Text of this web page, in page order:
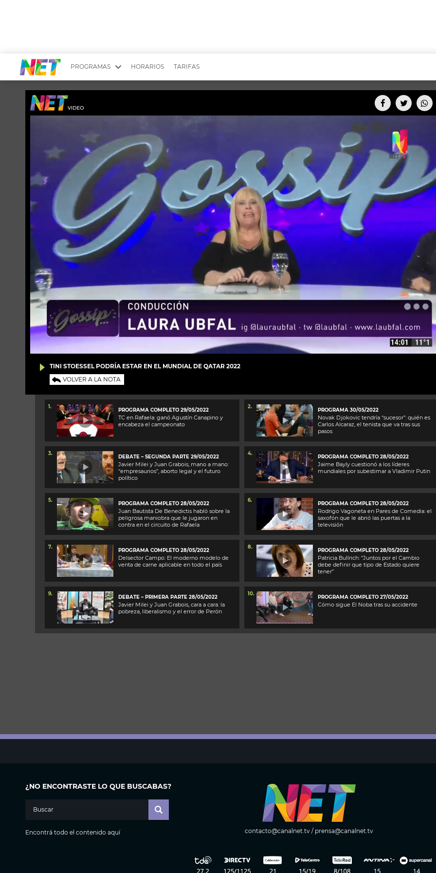
PROGRAMAS
YUYITO A LA TARDE
LONGOBARDI
QUÉ TE PASA
EL OLIVO BLANCO
TU LUGAR IDEAL
CHICHE EN VIVO
DR. BEAUTY
ARGENTINOS X ARGENTINA
ESTÉTICA 360 TV
CARAS Y NEGOCIOS
SCOUTING PARA UN CAMBIO
INTELEXIS TV
HAIR RECOVERY
ENTROMETIDOS EN LA TELE
ENTRE NOS
MODO FONTEVECCHIA
PERIODISMO PURO
REPERFILAR
CINE NET
TODOS PODEMOS
PARES DE COMEDIA
FIESTAS ARGENTINAS
BELLEZA FASHION
FULL FACE TV
DESAFÍO 10 AÑOS
AGENDA
HORARIOS TARIFAS
TINI STOESSEL PODRÍA ESTAR EN EL MUNDIAL DE QATAR 2022
VOLVER A LA NOTA
1.
PROGRAMA COMPLETO 29/05/2022
TC en Rafaela: ganó Agustín Canapino y
encabeza el campeonato
2.
PROGRAMA 30/05/2022
Novak Djokovic tendría “sucesor”: quién es
Carlos Alcaraz, el tenista que va tras sus
pasos
3.
DEBATE – SEGUNDA PARTE 29/05/2022
Javier Milei y Juan Grabois, mano a mano:
“empresaurios”, aborto legal y el futuro
político
4.
PROGRAMA COMPLETO 28/05/2022
Jaime Bayly cuestionó a los líderes
mundiales por subestimar a Vladimir Putin
5.
PROGRAMA COMPLETO 28/05/2022
Juan Bautista De Benedictis habló sobre la
peligrosa maniobra que le jugaron en
contra en el circuito de Rafaela
6.
PROGRAMA COMPLETO 28/05/2022
Rodrigo Vagoneta en Pares de Comedia: el
saxofón que le abrió las puertas a la
televisión
7.
PROGRAMA COMPLETO 28/05/2022
Delsector Campo: El moderno modelo de
venta de carne aplicable en todo el país
8.
PROGRAMA COMPLETO 28/05/2022
Patricia Bullrich: “Juntos por el Cambio
debe definir que tipo de Estado quiere
tener”
9.
DEBATE – PRIMERA PARTE 28/05/2022
Javier Milei y Juan Grabois, cara a cara: la
pobreza, liberalismo y el error de Perón
10.
PROGRAMA COMPLETO 27/05/2022
Cómo sigue El Noba tras su accidente
¿NO ENCONTRASTE LO QUE BUSCABAS?
Encontrá todo el contenido aquí contacto@canalnet.tv/ prensa@canalnet.tv